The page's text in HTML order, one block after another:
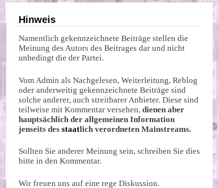
Hinweis
Namentlich gekennzeichnete Beiträge stellen die
Meinung des Autors des Beitrages dar und nicht
unbedingt die der Partei.
Vom Admin als Nachgelesen, Weiterleitung, Reblog
oder anderweitig gekennzeichnete Beiträge sind
solche anderer, auch streitbarer Anbieter. Diese sind
teilweise mit Kommentar versehen,dienen aber
hauptsächlich der allgemeinen Information
jenseits desstaatlich verordneten Mainstreams.
Sollten Sie anderer Meinung sein, schreiben Sie dies
bitte in den Kommentar.
Wir freuen uns auf eine rege Diskussion.